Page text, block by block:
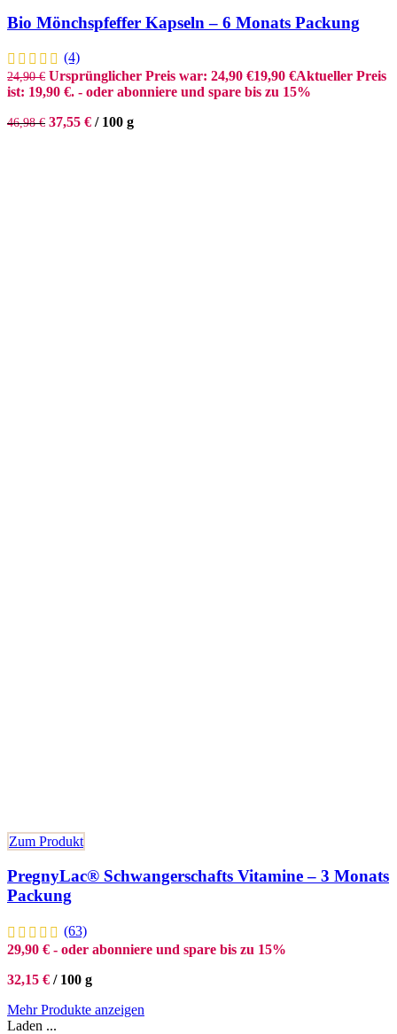
Bio Mönchspfeffer Kapseln – 6 Monats Packung
(4)
24,90€ Ursprünglicher Preis war: 24,90 €19,90 €Aktueller Preis
ist: 19,90 €. - oder abonniere und spare bis zu 15%
46,98€ 37,55 € / 100 g
Zum Produkt
PregnyLac® Schwangerschafts Vitamine – 3 Monats
Packung
(63)
29,90 € - oder abonniere und spare bis zu 15%
32,15 € / 100 g
Mehr Produkte anzeigen
Laden ...